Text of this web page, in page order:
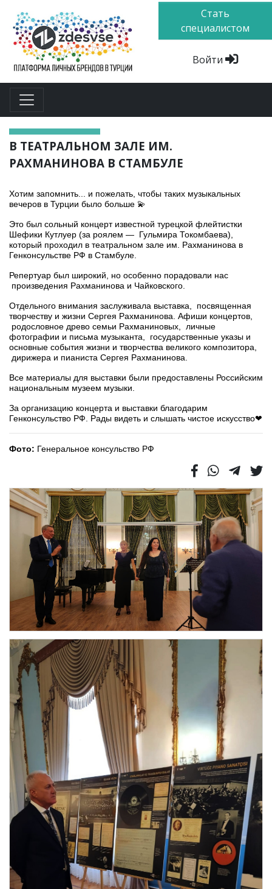
Стать
специалистом
Войти
В ТЕАТРАЛЬНОМ ЗАЛЕ ИМ.
РАХМАНИНОВА В СТАМБУЛЕ
Хотим запомнить... и пожелать, чтобы таких музыкальных
вечеров в Турции было больше 💫
Это был сольный концерт известной турецкой флейтистки
Шефики Кутлуер (за роялем — Гульмира Токомбаева),
который проходил в театральном зале им. Рахманинова в
Генконсульстве РФ в Стамбуле.
Репертуар был широкий, но особенно порадовали нас
произведения Рахманинова и Чайковского.
Отдельного внимания заслуживала выставка, посвященная
творчеству и жизни Сергея Рахманинова. Афиши концертов,
родословное древо семьи Рахманиновых, личные
фотографии и письма музыканта, государственные указы и
основные события жизни и творчества великого композитора,
дирижера и пианиста Сергея Рахманинова.
Все материалы для выставки были предоставлены Российским
национальным музеем музыки.
За организацию концерта и выставки благодарим
Генконсульство РФ. Рады видеть и слышать чистое искусство❤
Фото: Генеральное консульство РФ